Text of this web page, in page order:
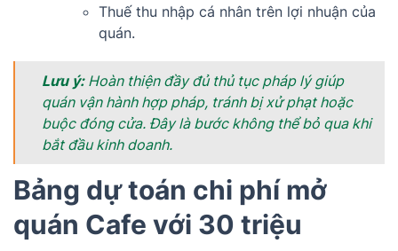
Thuế thu nhập cá nhân trên lợi nhuận của
quán.
Lưu ý:Hoàn thiện đầy đủ thủ tục pháp lý giúp
quán vận hành hợp pháp, tránh bị xử phạt hoặc
buộc đóng cửa. Đây là bước không thể bỏ qua khi
bắt đầu kinh doanh.
Bảng dự toán chi phí mở
quán Cafe với 30 triệu